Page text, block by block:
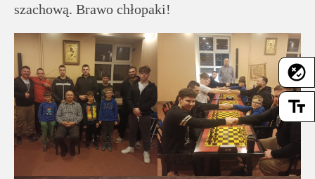
flaky
text_fields
Wirtualny
spacer
Mapa
strony
Deklaracja
dostępności
szachową. Brawo chłopaki!